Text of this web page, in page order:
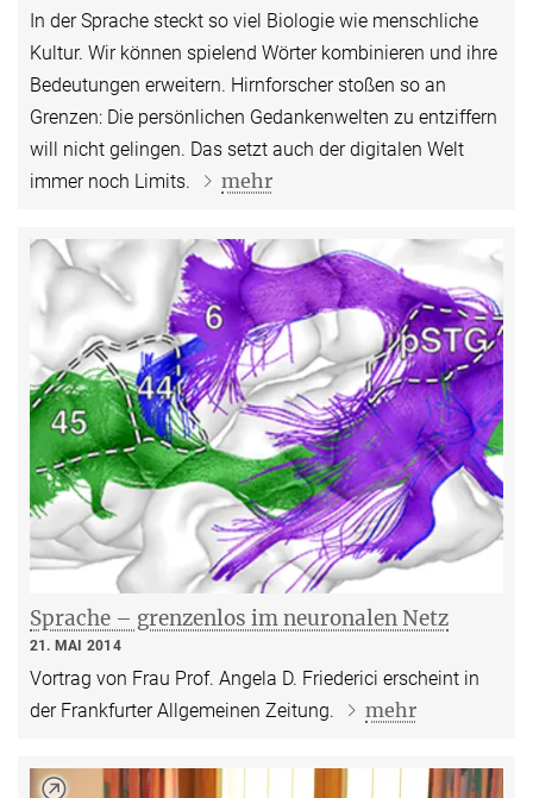
In der Sprache steckt so viel Biologie wie menschliche
Kultur. Wir können spielend Wörter kombinieren und ihre
Bedeutungen erweitern. Hirnforscher stoßen so an
Grenzen: Die persönlichen Gedankenwelten zu entziffern
will nicht gelingen. Das setzt auch der digitalen Welt
immer noch Limits.
mehr
Sprache – grenzenlos im neuronalen Netz
21. MAI 2014
Vortrag von Frau Prof. Angela D. Friederici erscheint in
der Frankfurter Allgemeinen Zeitung.
mehr